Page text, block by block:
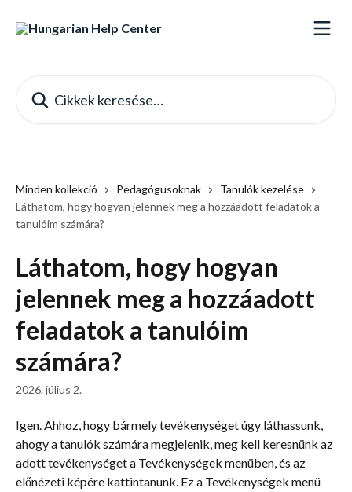
Minden kollekció Pedagógusoknak
Tanulók kezelése
Láthatom, hogy hogyan jelennek meg a hozzáadott feladatok a
tanulóim számára?
Láthatom, hogy hogyan
jelennek meg a hozzáadott
feladatok a tanulóim
számára?
2026. július 2.
Igen. Ahhoz, hogy bármely tevékenységet úgy láthassunk,
ahogy a tanulók számára megjelenik, meg kell keresnünk az
adott tevékenységet a Tevékenységek menüben, és az
előnézeti képére kattintanunk. Ez a Tevékenységek menü